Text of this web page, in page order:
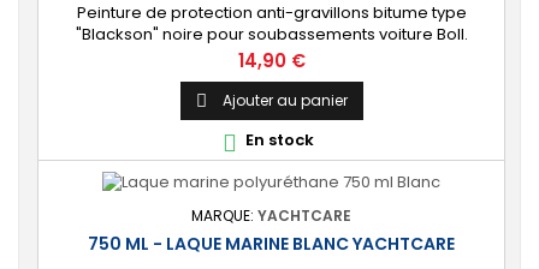
Peinture de protection anti-gravillons bitume type
"Blackson" noire pour soubassements voiture Boll.
[Protection] : Protecteur contre les impacts de pierres et
la corrosion. [Insonorisation] : Formulation souple à
l'effet insonorisant.
Prix
14,90 €
 Ajouter au panier
 En stock
MARQUE: YACHTCARE
750 ML - LAQUE MARINE BLANC YACHTCARE